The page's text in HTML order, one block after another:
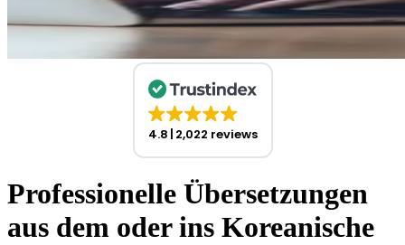
4.8 2,022 reviews
Professionelle Übersetzungen
aus dem oder ins Koreanische